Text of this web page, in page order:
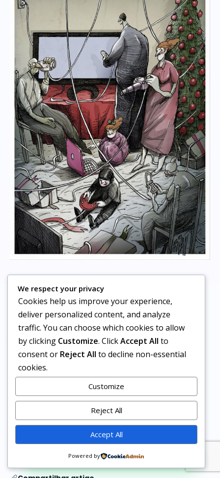
Via
cartoons criativoscartoons inspiradores
charges sobre politica e sociedade
charges sobre sociedadequadrinhos criativos
quadrinhos e chargesquadrinhos e charges inspiradoras
quadrinhos inspiradoresquadrinhos sobre consumismo
Siga nosso canal no WhatsApp
We respect your privacy
Cookies help us improve your experience,
deliver personalized content, and analyze
traffic. You can choose which cookies to allow
by clicking Customize. ClickAccept All to
consent or Reject All to decline non-essential
cookies.
Customize
Reject All
Accept All
Powered by